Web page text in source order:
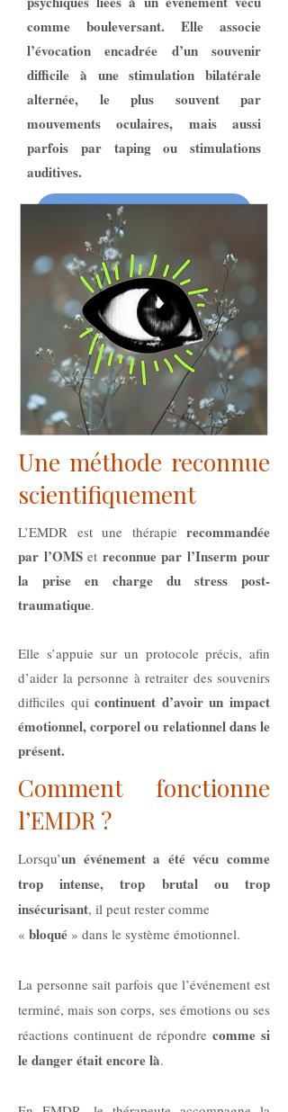
comme bouleversant. Elle associe
l’évocation encadrée d’un souvenir
difficile à une stimulation bilatérale
alternée, le plus souvent par
mouvements oculaires, mais aussi
parfois par taping ou stimulations
auditives.
Je prends rendez-vous
Une méthode reconnue
scientifiquement
L’EMDR est une thérapie recommandée
par l’OMSet reconnue par l’Inserm pour
la prise en charge du stress post-
traumatique.
Elle s’appuie sur un protocole précis, afin
d’aider la personne à retraiter des souvenirs
difficiles quicontinuent d’avoir un impact
émotionnel, corporel ou relationnel dans le
présent.
Comment fonctionne
l’EMDR ?
Lorsqu’un événement a été vécu comme
trop intense, trop brutal ou trop
insécurisant, il peut rester comme
« bloqué » dans le système émotionnel.
La personne sait parfois que l’événement est
terminé, mais son corps, ses émotions ou ses
réactions continuent de répondrecomme si
le danger était encore là.